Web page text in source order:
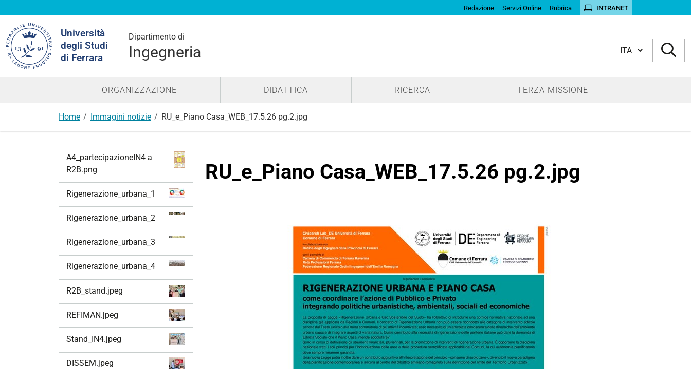
Redazione Servizi Online Rubrica INTRANET
Università
degli Studi
di Ferrara
Dipartimento di
Ingegneria
nel
sito
Cambia lingua
ORGANIZZAZIONE DIDATTICA RICERCA TERZA MISSIONE
Home Immagini notizie RU_e_Piano Casa_WEB_17.5.26 pg.2.jpg
RU_e_Piano Casa_WEB_17.5.26 pg.2.jpg
A4_partecipazioneIN4 a
R2B.png
Rigenerazione_urbana_1
Rigenerazione_urbana_2
Rigenerazione_urbana_3
Rigenerazione_urbana_4
R2B_stand.jpeg
REFIMAN.jpeg
Stand_IN4.jpeg
DISSEM.jpeg